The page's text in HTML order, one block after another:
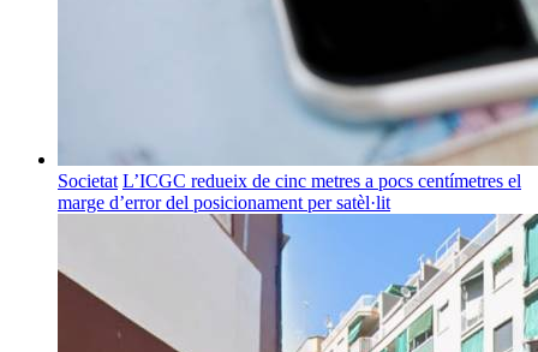
Societat L’ICGC redueix de cinc metres a pocs centímetres el
marge d’error del posicionament per satèl·lit